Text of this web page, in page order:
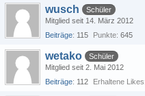
wusch
Schüler
Mitglied seit 14. März 2012
Beiträge 115 Punkte 645
wetako
Schüler
Mitglied seit 2. Mai 2012
Beiträge 112 Erhaltene Likes